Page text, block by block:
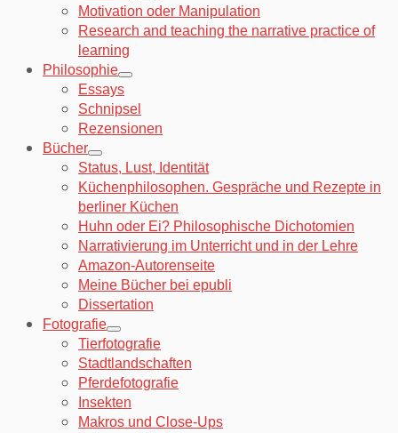
Motivation oder Manipulation
Research and teaching the narrative practice of
learning
Philosophie
Essays
Schnipsel
Rezensionen
Bücher
Status, Lust, Identität
Küchenphilosophen. Gespräche und Rezepte in
berliner Küchen
Huhn oder Ei? Philosophische Dichotomien
Narrativierung im Unterricht und in der Lehre
Amazon-Autorenseite
Meine Bücher bei epubli
Dissertation
Fotografie
Tierfotografie
Stadtlandschaften
Pferdefotografie
Insekten
Makros und Close-Ups